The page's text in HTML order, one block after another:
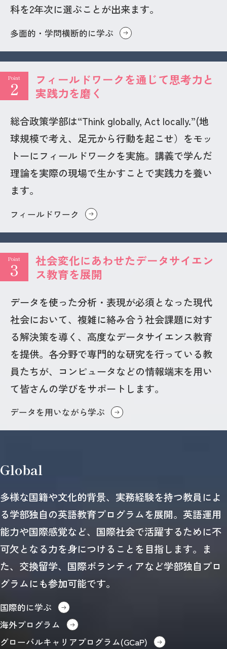
科を2年次に選ぶことが出来ます。
多面的・学問横断的に学ぶ
Point
2
フィールドワークを通じて思考力と
実践力を磨く
総合政策学部は“Think globally, Act locally.”(地
球規模で考え、足元から行動を起こせ）をモッ
トーにフィールドワークを実施。講義で学んだ
理論を実際の現場で生かすことで実践力を養い
ます。
フィールドワーク
Point
3
社会変化にあわせたデータサイエン
ス教育を展開
データを使った分析・表現が必須となった現代
社会において、複雑に絡み合う社会課題に対す
る解決策を導く、高度なデータサイエンス教育
を提供。各分野で専門的な研究を行っている教
員たちが、コンピュータなどの情報端末を用い
て皆さんの学びをサポートします。
データを用いながら学ぶ
Global
多様な国籍や文化的背景、実務経験を持つ教員によ
る学部独自の英語教育プログラムを展開。英語運用
能力や国際感覚など、国際社会で活躍するために不
可欠となる力を身につけることを目指します。ま
た、交換留学、国際ボランティアなど学部独自プロ
グラムにも参加可能です。
国際的に学ぶ
海外プログラム
グローバルキャリアプログラム(GCaP)